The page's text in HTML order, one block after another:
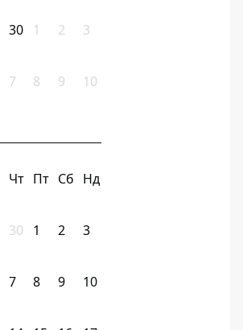
30 1 2 3
7 8 9 10
Чт Пт Сб Нд
30 1 2 3
7 8 9 10